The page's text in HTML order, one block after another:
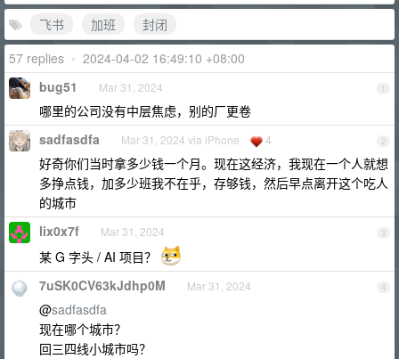
飞书
加班
封闭
57 replies • 2024-04-02 16:49:10 +08:00
1
bug51 Mar 31, 2024
哪里的公司没有中层焦虑，别的厂更卷
2
sadfasdfa Mar 31, 2024 via iPhone 4
好奇你们当时拿多少钱一个月。现在这经济，我现在一个人就想
多挣点钱，加多少班我不在乎，存够钱，然后早点离开这个吃人
的城市
3
lix0x7f Mar 31, 2024
某 G 字头 / AI 项目？
4
7uSK0CV63kJdhp0M Mar 31, 2024
@sadfasdfa
现在哪个城市？
回三四线小城市吗？